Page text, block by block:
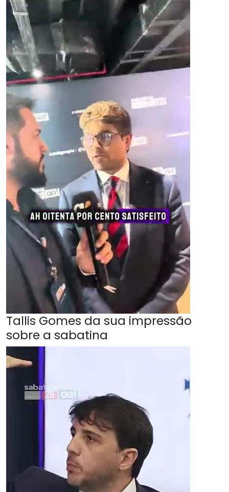
Tallis Gomes da sua impressão
sobre a sabatina